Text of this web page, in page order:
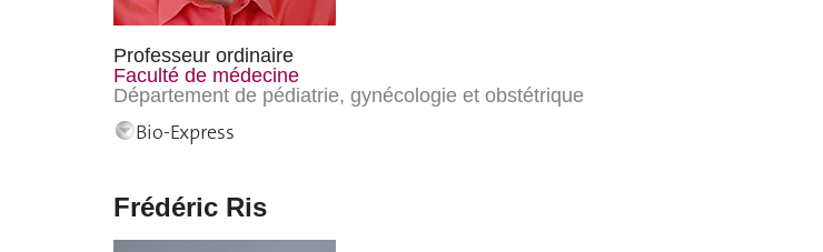
Professeur ordinaire
Faculté de médecine
Département de pédiatrie, gynécologie et obstétrique
Bio-Express
Frédéric Ris